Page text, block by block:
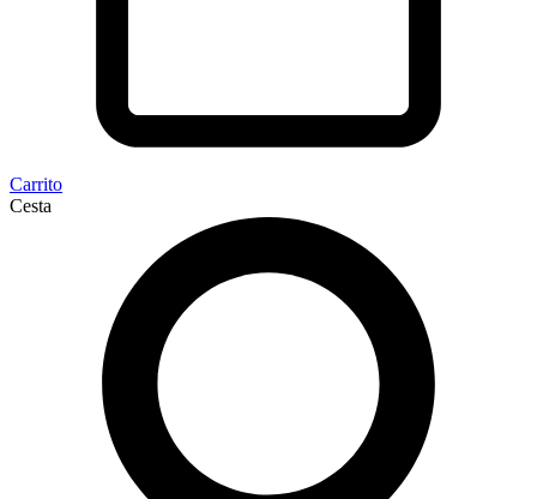
Carrito
Cesta